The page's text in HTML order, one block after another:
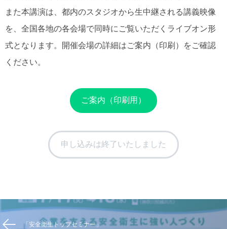
また本講演は、都内のスタジオから生中継される講義映像
を、全国各地の各会場で同時にご覧いただくライブオン形
式となります。開催会場の詳細はご案内（印刷）をご確認
ください。
ご案内（印刷用）
申し込みは終了いたしました
「安全衛生トップセミナー」